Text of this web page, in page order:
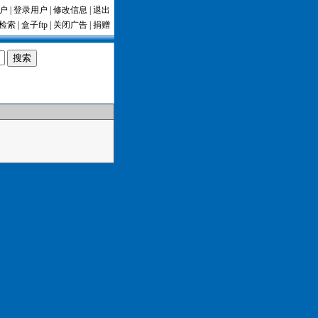
登录用户 修改信息
退出
索 盒子ftp 关闭广告 捐赠